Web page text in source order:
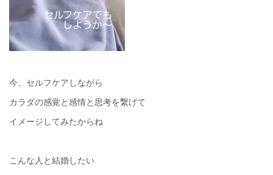
今、セルフケアしながら
カラダの感覚と感情と思考を繋げて
イメージしてみたからね
こんな人と結婚したい